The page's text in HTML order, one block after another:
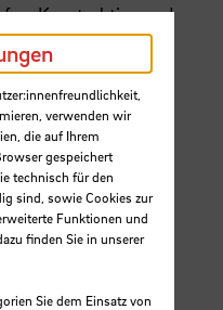
Konstruktion und
Bauweisen im
öffentlicher Raum)
aus dem Bremer
verwenden wir
die auf Ihrem
gespeichert
technisch für den
sind, sowie Cookies zur
Funktionen und
finden Sie in unserer
Sie dem Einsatz von